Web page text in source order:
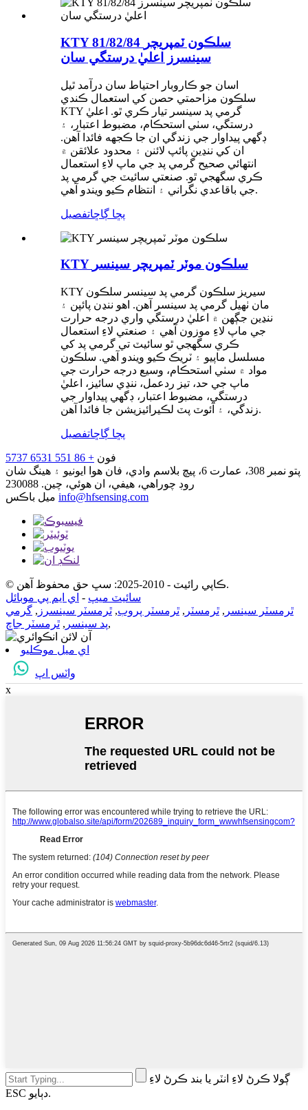
KTY 81/82/84 سلڪون ٽمپريچر
سينسرز اعليٰ درستگي سان
اسان جو ڪاروبار احتياط سان درآمد ٿيل
سلڪون مزاحمتي حصن کي استعمال ڪندي
KTY گرمي پد سينسر تيار ڪري ٿو. اعليٰ
درستگي، سٺي استحڪام، مضبوط اعتبار، ۽
ڊگهي پيداوار جي زندگي ان جا ڪجهه فائدا آهن.
ان کي ننڍين پائپ لائنن ۽ محدود علائقن ۾
انتهائي صحيح گرمي پد جي ماپ لاءِ استعمال
ڪري سگهجي ٿو. صنعتي سائيٽ جي گرمي پد
جي باقاعدي نگراني ۽ انتظام ڪيو ويندو آهي.
پڇا ڳاڇاتفصيل
KTY سلڪون موٽر ٽمپريچر سينسر
KTY سيريز سلڪون گرمي پد سينسر سلڪون
مان ٺهيل گرمي پد سينسر آهن. اهو ننڍن پائپن ۽
ننڍين جڳهن ۾ اعليٰ درستگي واري درجه حرارت
جي ماپ لاءِ موزون آهي ۽ صنعتي لاءِ استعمال
ڪري سگهجي ٿو سائيٽ تي گرمي پد کي
مسلسل ماپيو ۽ ٽريڪ ڪيو ويندو آهي. سلڪون
مواد ۾ سٺي استحڪام، وسيع درجه حرارت جي
ماپ جي حد، تيز ردعمل، ننڍي سائيز، اعليٰ
درستگي، مضبوط اعتبار، ڊگهي پيداوار جي
زندگي، ۽ آئوٽ پٽ لڪيرائيزيشن جا فائدا آهن.
پڇا ڳاڇاتفصيل
فون + 86 551 6531 5737
پتو
نمبر 308، عمارت 6، پيچ بلاسم وادي، فان هوا ايونيو ۽ هينگ شان
روڊ چوراهي، هيفي، ان هوئي، چين. 230088
ميل باڪس info@hfsensing.com
© ڪاپي رائيٽ - 2010-2025: سڀ حق محفوظ آهن.
سائيٽ ميپ - اي ايم پي موبائل
ٿرمسٽر سينسر , ٿرمسٽر , ٿرمسٽر پروب, ٿرمسٽر سينسرز , گرمي
پد سينسر , ٿرمسٽر جاچ ,
اي ميل موڪليو
واٽس اپ
x
ڳولا ڪرڻ لاءِ انٽر يا بند ڪرڻ لاءِ
ESC دٻايو.